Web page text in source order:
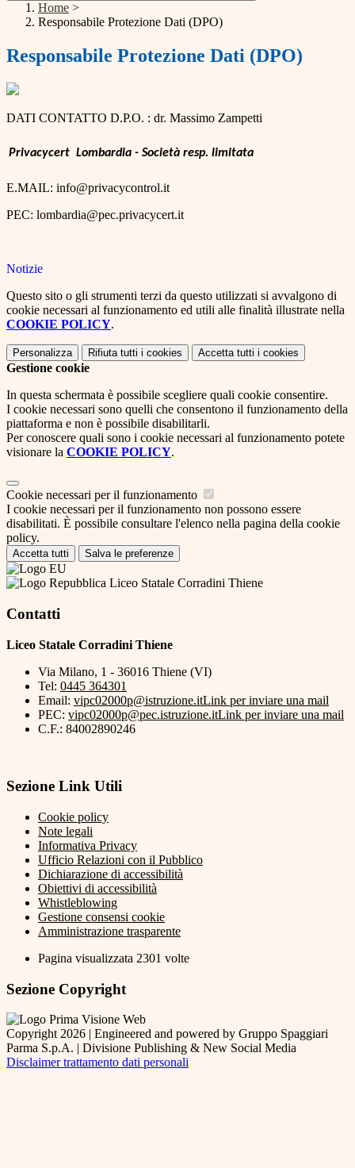
Home >
Responsabile Protezione Dati (DPO)
Responsabile Protezione Dati (DPO)
DATI CONTATTO D.P.O. : dr. Massimo Zampetti
Privacycert Lombardia - Società resp. limitata
E.MAIL: info@privacycontrol.it
PEC: lombardia@pec.privacycert.it
Notizie
Questo sito o gli strumenti terzi da questo utilizzati si avvalgono di
cookie necessari al funzionamento ed utili alle finalità illustrate nella
COOKIE POLICY.
Personalizza Rifiuta tutti i cookies Accetta tutti i cookies
Gestione cookie
In questa schermata è possibile scegliere quali cookie consentire.
I cookie necessari sono quelli che consentono il funzionamento della
piattaforma e non è possibile disabilitarli.
Per conoscere quali sono i cookie necessari al funzionamento potete
visionare la COOKIE POLICY.
Cookie necessari per il funzionamento
I cookie necessari per il funzionamento non possono essere
disabilitati. È possibile consultare l'elenco nella pagina della cookie
policy.
Accetta tutti Salva le preferenze
Liceo Statale Corradini Thiene
Contatti
Liceo Statale Corradini Thiene
Via Milano, 1 - 36016 Thiene (VI)
Tel: 0445 364301
Email: vipc02000p@istruzione.itLink per inviare una mail
PEC: vipc02000p@pec.istruzione.itLink per inviare una mail
C.F.: 84002890246
Sezione Link Utili
Cookie policy
Note legali
Informativa Privacy
Ufficio Relazioni con il Pubblico
Dichiarazione di accessibilità
Obiettivi di accessibilità
Whistleblowing
Gestione consensi cookie
Amministrazione trasparente
Pagina visualizzata 2301 volte
Sezione Copyright
Copyright 2026 | Engineered and powered by Gruppo Spaggiari
Parma S.p.A. | Divisione Publishing & New Social Media
Disclaimer trattamento dati personali